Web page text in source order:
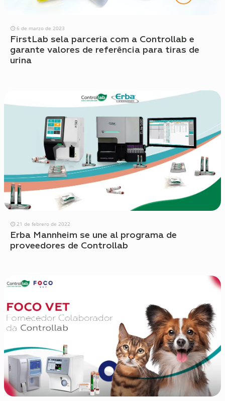
6 de marzo de 2023
FirstLab sela parceria com a Controllab e
garante valores de referência para tiras de
urina
21 de febrero de 2022
Erba Mannheim se une al programa de
proveedores de Controllab